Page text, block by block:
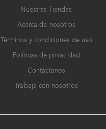
Nuestras Tiendas
Acerca de nosotros
Términos y condiciones de uso
Políticas de privacidad
Contáctanos
Trabaja con nosotros